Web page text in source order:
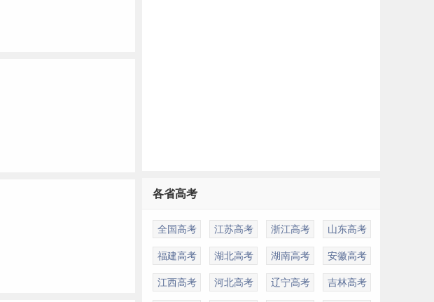
各省高考
全国高考 江苏高考 浙江高考 山东高考
福建高考 湖北高考 湖南高考 安徽高考
江西高考 河北高考 辽宁高考 吉林高考